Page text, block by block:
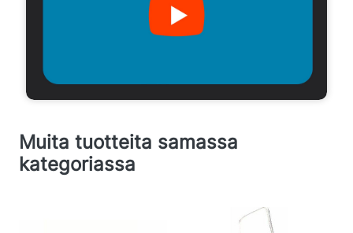
Muita tuotteita samassa
kategoriassa